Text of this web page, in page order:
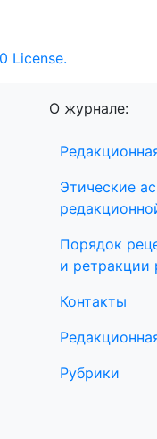
License.
О журнале:
Этические
Порядок
и ретракции
Контакты
Рубрики